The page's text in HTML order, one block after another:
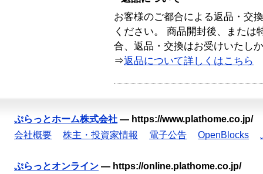
お客様のご都合による返品・交
ください。 商品開封後、または
合、返品・交換はお受けいたし
⇒返品について詳しくはこちら
ぷらっとホーム株式会社 — https://www.plathome.co.jp/
会社概要
株主・投資家情報 電子公告 OpenBlocks
ぷらっとオンライン — https://online.plathome.co.jp/